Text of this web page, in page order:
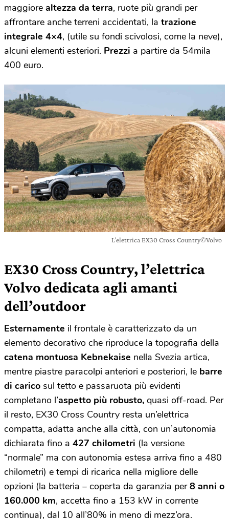
maggiore altezza da terra, ruote più grandi per
affrontare anche terreni accidentati, la trazione
integrale 4×4, (utile su fondi scivolosi, come la neve),
alcuni elementi esteriori. Prezzi a partire da 54mila
400 euro.
L’elettrica EX30 Cross Country©Volvo
EX30 Cross Country, l’elettrica
Volvo dedicata agli amanti
dell’outdoor
Esternamente il frontale è caratterizzato da un
elemento decorativo che riproduce la topografia della
catena montuosa Kebnekaise nella Svezia artica,
mentre piastre paracolpi anteriori e posteriori, le barre
di carico sul tetto e passaruota più evidenti
completano l’aspetto più robusto, quasi off-road. Per
il resto, EX30 Cross Country resta un’elettrica
compatta, adatta anche alla città, con un’autonomia
dichiarata fino a 427 chilometri (la versione
“normale” ma con autonomia estesa arriva fino a 480
chilometri) e tempi di ricarica nella migliore delle
opzioni (la batteria – coperta da garanzia per8 anni o
160.000 km, accetta fino a 153 kW in corrente
continua), dal 10 all’80% in meno di mezz’ora.